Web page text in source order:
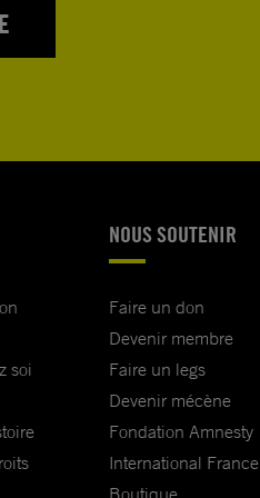
soi
NOUS SOUTENIR
Faire un don
Devenir membre
Faire un legs
Devenir mécène
Fondation Amnesty
International France
Boutique